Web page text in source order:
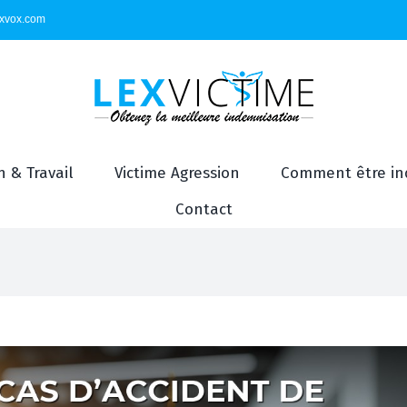
& Travail Victime Agression Comment être
Contact